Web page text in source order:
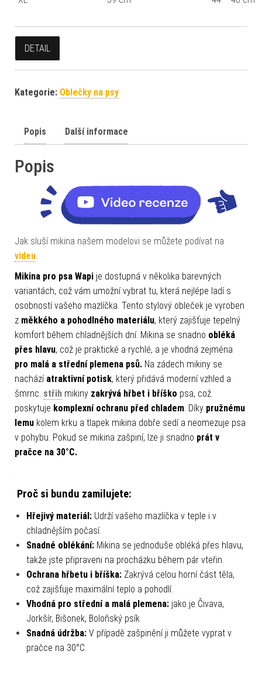
DETAIL
Kategorie: Oblečky na psy
Popis Další informace
Popis
Jak sluší mikina našem modelovi se můžete podívat na
videu.
Mikina pro psa Wapi je dostupná v několika barevných
variantách, což vám umožní vybrat tu, která nejlépe ladí s
osobností vašeho mazlíčka. Tento stylový obleček je vyroben
z měkkého a pohodlného materiálu, který zajišťuje tepelný
komfort během chladnějších dní. Mikina se snadno obléká
přes hlavu, což je praktické a rychlé, a je vhodná zejména
pro malá a střední plemena psů. Na zádech mikiny se
nachází atraktivní potisk, který přidává moderní vzhled a
šmrnc. střih mikiny zakrývá hřbet i bříško psa, což
poskytuje komplexní ochranu před chladem. Díky pružnému
lemu kolem krku a tlapek mikina dobře sedí a neomezuje psa
v pohybu. Pokud se mikina zašpiní, lze ji snadno prát v
pračce na 30°C.
Proč si bundu zamilujete:
Hřejivý materiál: Udrží vašeho mazlíčka v teple i v
chladnějším počasí.
Snadné oblékání: Mikina se jednoduše obléká přes hlavu,
takže jste připraveni na procházku během pár vteřin.
Ochrana hřbetu i bříška: Zakrývá celou horní část těla,
což zajišťuje maximální teplo a pohodlí.
Vhodná pro střední a malá plemena: jako je Čivava,
Jorkšír, Bišonek, Boloňský psík
Snadná údržba: V případě zašpinění ji můžete vyprat v
pračce na 30°C.